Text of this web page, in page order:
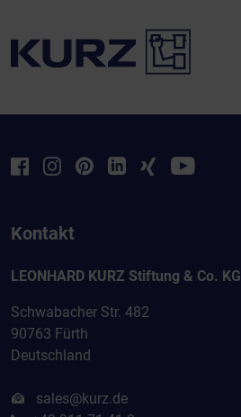
Kontakt
LEONHARD KURZ Stiftung & Co. KG
Schwabacher Str. 482
90763 Fürth
Deutschland
sales@kurz.de